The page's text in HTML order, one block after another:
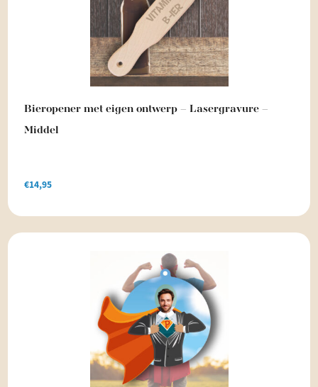
Bieropener met eigen ontwerp – Lasergravure –
Middel
€14,95